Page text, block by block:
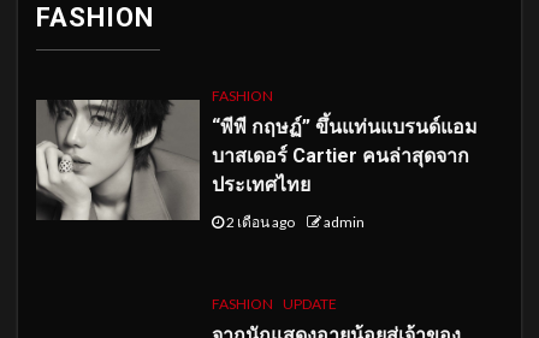
FASHION
FASHION
“พีพี กฤษฏ์” ขึ้นแท่นแบรนด์แอม
บาสเดอร์ Cartier คนล่าสุดจาก
ประเทศไทย
2 เดือน ago admin
FASHION UPDATE